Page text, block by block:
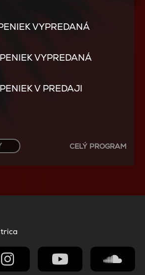
VYPREDANÁ
VYPREDANÁ
V PREDAJI
CELÝ PROGRAM